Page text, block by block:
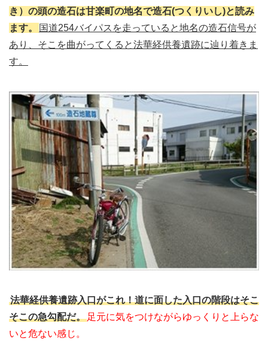
き）の頭の造石は甘楽町の地名で造石(つくりいし)と読み
ます。
国道254バイパスを走っていると地名の造石信号が
あり、そこを曲がってくると法華経供養遺跡に辿り着きま
す。
法華経供養遺跡入口がこれ！道に面した入口の階段はそこ
そこの急勾配だ。 足元に気をつけながらゆっくりと上らな
いと危ない感じ。